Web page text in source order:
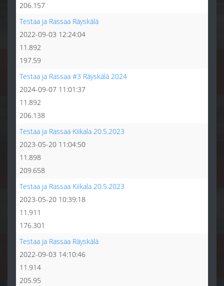
206.157
Testaa ja Rassaa Räyskälä
2022-09-03 12:24:04
11.892
197.59
Testaa ja Rassaa #3 Räyskälä 2024
2024-09-07 11:01:37
11.892
206.138
Testaa ja Rassaa Kiikala 20.5.2023
2023-05-20 11:04:50
11.898
209.658
Testaa ja Rassaa Kiikala 20.5.2023
2023-05-20 10:39:18
11.911
176.301
Testaa ja Rassaa Räyskälä
2022-09-03 14:10:46
11.914
205.95